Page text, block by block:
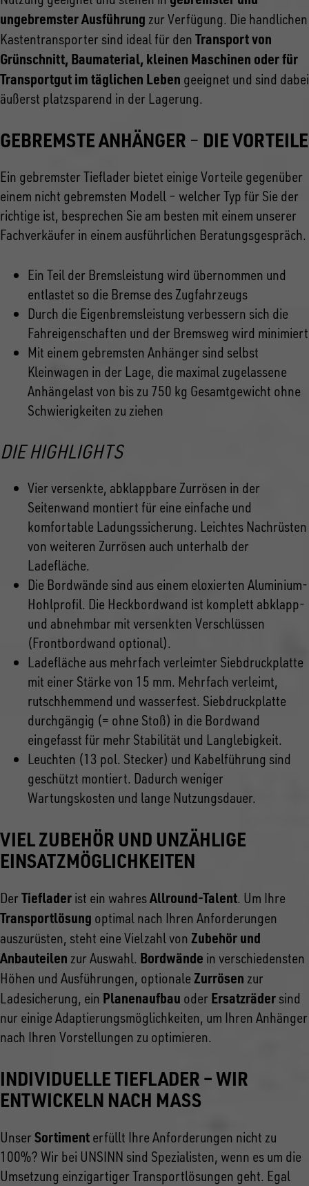
ungebremster Ausführung zur Verfügung. Die handlichen
Kastentransporter sind ideal für den Transport von
Grünschnitt, Baumaterial, kleinen Maschinen oder für
Transportgut im täglichen Leben geeignet und sind dabei
äußerst platzsparend in der Lagerung.
GEBREMSTE ANHÄNGER – DIE VORTEILE
Ein gebremster Tieflader bietet einige Vorteile gegenüber
einem nicht gebremsten Modell – welcher Typ für Sie der
richtige ist, besprechen Sie am besten mit einem unserer
Fachverkäufer in einem ausführlichen Beratungsgespräch.
Ein Teil der Bremsleistung wird übernommen und
entlastet so die Bremse des Zugfahrzeugs
Durch die Eigenbremsleistung verbessern sich die
Fahreigenschaften und der Bremsweg wird minimiert
Mit einem gebremsten Anhänger sind selbst
Kleinwagen in der Lage, die maximal zugelassene
Anhängelast von bis zu 750 kg Gesamtgewicht ohne
Schwierigkeiten zu ziehen
DIE HIGHLIGHTS
Vier versenkte, abklappbare Zurrösen in der
Seitenwand montiert für eine einfache und
komfortable Ladungssicherung. Leichtes Nachrüsten
von weiteren Zurrösen auch unterhalb der
Ladefläche.
Die Bordwände sind aus einem eloxierten Aluminium-
Hohlprofil. Die Heckbordwand ist komplett abklapp-
und abnehmbar mit versenkten Verschlüssen
(Frontbordwand optional).
Ladefläche aus mehrfach verleimter Siebdruckplatte
mit einer Stärke von 15 mm. Mehrfach verleimt,
rutschhemmend und wasserfest. Siebdruckplatte
durchgängig (= ohne Stoß) in die Bordwand
eingefasst für mehr Stabilität und Langlebigkeit.
Leuchten (13 pol. Stecker) und Kabelführung sind
geschützt montiert. Dadurch weniger
Wartungskosten und lange Nutzungsdauer.
VIEL ZUBEHÖR UND UNZÄHLIGE
EINSATZMÖGLICHKEITEN
DerTieflader ist ein wahresAllround-Talent. Um Ihre
Transportlösung optimal nach Ihren Anforderungen
auszurüsten, steht eine Vielzahl von Zubehör und
Anbauteilen zur Auswahl. Bordwände in verschiedensten
Höhen und Ausführungen, optionale Zurrösen zur
Ladesicherung, ein Planenaufbau oder Ersatzräder sind
nur einige Adaptierungsmöglichkeiten, um Ihren Anhänger
nach Ihren Vorstellungen zu optimieren.
INDIVIDUELLE TIEFLADER – WIR
ENTWICKELN NACH MASS
Unser Sortiment erfüllt Ihre Anforderungen nicht zu
100%? Wir bei UNSINN sind Spezialisten, wenn es um die
Umsetzung einzigartiger Transportlösungen geht. Egal